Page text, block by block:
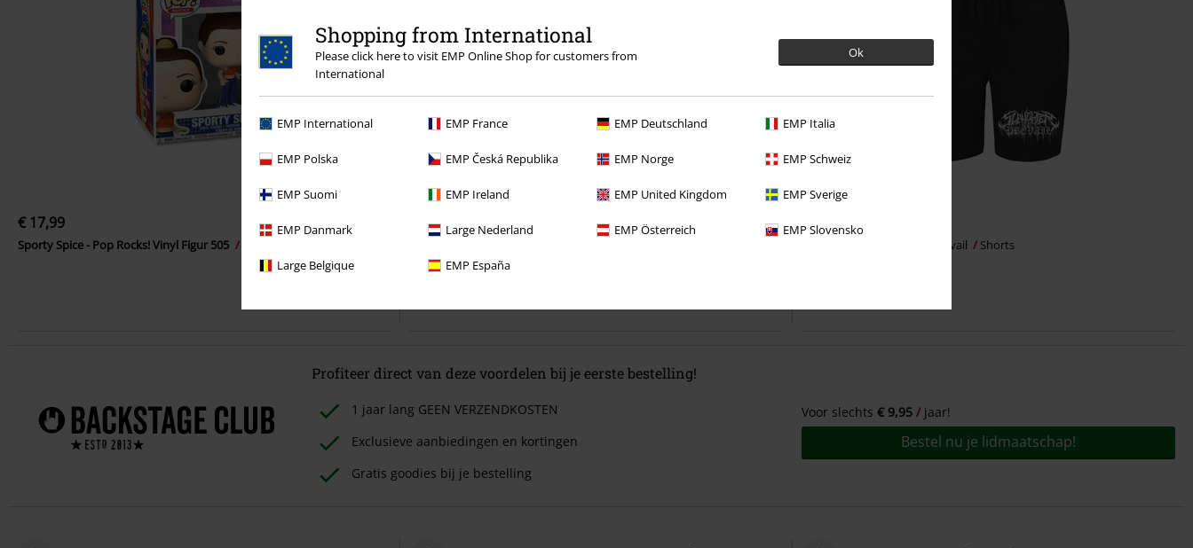
Shopping from International
Please click here to visit EMP Online Shop for customers from
International
Ok
EMP International EMP France EMP Deutschland EMP Italia
EMP Polska EMP Česká Republika EMP Norge EMP Schweiz
EMP Suomi EMP Ireland EMP United Kingdom EMP Sverige
EMP Danmark Large Nederland EMP Österreich EMP Slovensko
Large Belgique EMP España
€ 17,99
Sporty Spice - Pop Rocks! Vinyl Figur 505
€ 17,99 € 32,99
Slaughter To Prevail Shorts
Profiteer direct van deze voordelen bij je eerste bestelling!
1 jaar lang GEEN VERZENDKOSTEN
Exclusieve aanbiedingen en kortingen
Gratis goodies bij je bestelling
Voor slechts € 9,95 jaar!
Bestel nu je lidmaatschap!